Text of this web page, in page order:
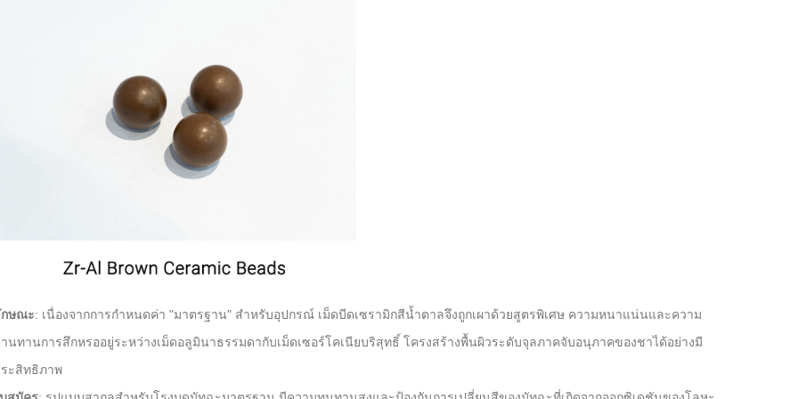
ษณะ: เนื่องจากการกำหนดค่า "มาตรฐาน" สำหรับอุปกรณ์ เม็ดบีดเซรามิกสีน้ำตาลจึงถูกเผาด้วยสูตรพิเศษ ความหนาแน่นและความ
นทานการสึกหรออยู่ระหว่างเม็ดอลูมินาธรรมดากับเม็ดเซอร์โคเนียบริสุทธิ์ โครงสร้างพื้นผิวระดับจุลภาคจับอนุภาคของชาได้อย่างมี
ะสิทธิภาพ